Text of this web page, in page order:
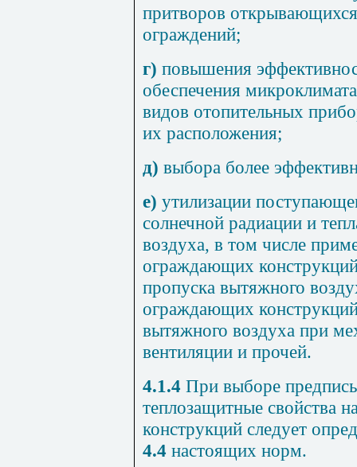
притворов
ограждений;
г) повышения
обеспечения
видов отопительных
их расположения;
д) выбора более
е) утилизации
солнечной радиации и
воздуха, в том числе
ограждающих
пропуска вытяжного
ограждающих
вытяжного воздуха при
вентиляции и прочей.
4.1.4 При выборе
теплозащитные свойства
конструкций следует
4.4 настоящих норм.